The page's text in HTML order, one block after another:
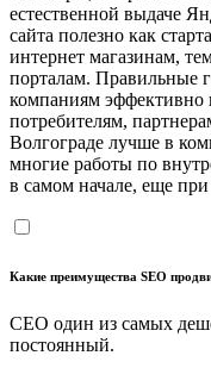
естественной выдаче
сайта полезно как
интернет магазинам,
порталам. Правильные
компаниям эффективно
потребителям,
Волгограде лучше в
многие работы по
в самом начале, еще
Какие преимущества SEO
СЕО один из самых
постоянный.